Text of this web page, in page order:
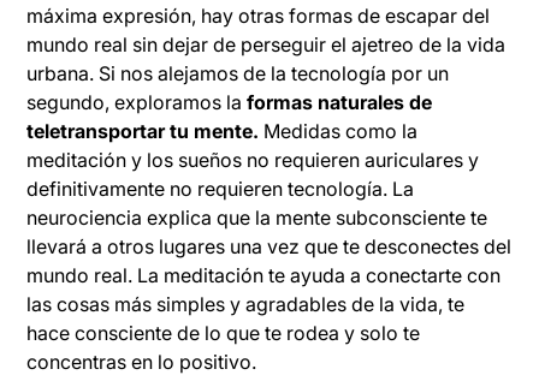
máxima expresión, hay otras formas de escapar del
mundo real sin dejar de perseguir el ajetreo de la vida
urbana. Si nos alejamos de la tecnología por un
segundo, exploramos laformas naturales de
teletransportar tu mente. Medidas como la
meditación y los sueños no requieren auriculares y
definitivamente no requieren tecnología. La
neurociencia explica que la mente subconsciente te
llevará a otros lugares una vez que te desconectes del
mundo real. La meditación te ayuda a conectarte con
las cosas más simples y agradables de la vida, te
hace consciente de lo que te rodea y solo te
concentras en lo positivo.